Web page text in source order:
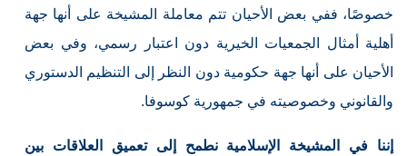
خصوصًا، ففي بعض الأحيان تتم معاملة المشيخة على أنها جهة
أهلية أمثال الجمعيات الخيرية دون اعتبار رسمي، وفي بعض
الأحيان على أنها جهة حكومية دون النظر إلى التنظيم الدستوري
والقانوني وخصوصيته في جمهورية كوسوفا.
إننا في المشيخة الإسلامية نطمح إلى تعميق العلاقات بين